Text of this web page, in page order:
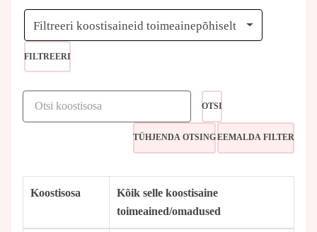
Filtreeri koostisaineid toimeainepõhiselt
FILTREERI
OTSI
Koostisosa
Kõik selle koostisaine
toimeained/omadused